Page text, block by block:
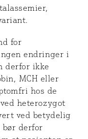
for
endringer i
derfor ikke
MCH eller
hos de
heterozygot
ved betydelig
bør derfor